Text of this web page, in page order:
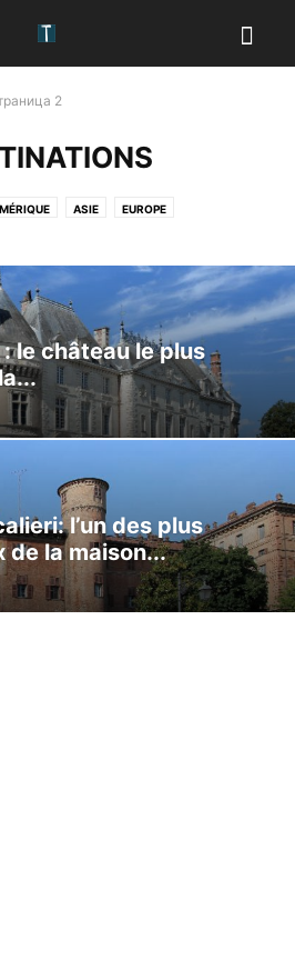
2
ASIE EUROPE
le château le plus
l’un des plus
de la maison...